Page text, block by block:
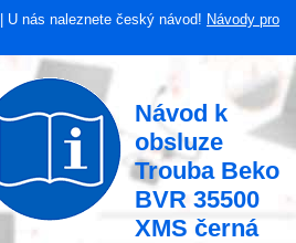
| U nás naleznete český návod! Návody pro
Návod k
obsluze
Trouba Beko
BVR 35500
XMS černá